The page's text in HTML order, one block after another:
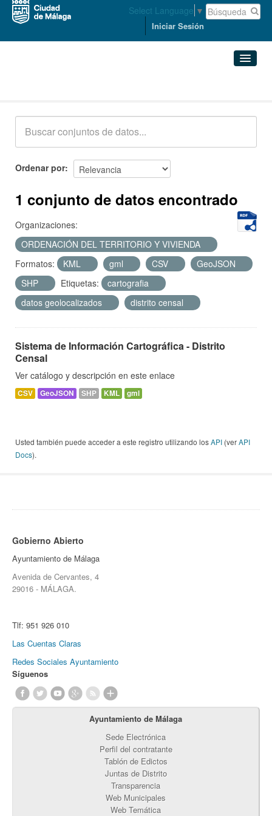
Select Language ▼
Iniciar Sesión
Acerca de
Ordenar por
1 conjunto de datos encontrado
Organizaciones:
ORDENACIÓN DEL TERRITORIO Y VIVIENDA
Formatos:
KML gml CSV
GeoJSON
SHP
Etiquetas:
cartografia
datos geolocalizados
distrito censal
Sistema de Información Cartográfica - Distrito
Censal
Ver catálogo y descripción en este enlace
CSV GeoJSON SHP KML gml
Usted también puede acceder a este registro utilizando losAPI (verAPI
Docs).
Gobierno Abierto
Ayuntamiento de Málaga
Avenida de Cervantes, 4
29016 - MÁLAGA.
Tlf: 951 926 010
Las Cuentas Claras
Redes Sociales Ayuntamiento
Síguenos
Ayuntamiento de Málaga
Sede Electrónica
Perfil del contratante
Tablón de Edictos
Juntas de Distrito
Transparencia
Web Municipales
Web Temática